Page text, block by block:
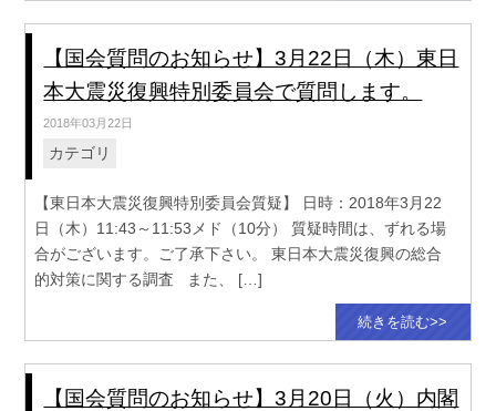
【国会質問のお知らせ】3月22日（木）東日
本大震災復興特別委員会で質問します。
2018年03月22日
カテゴリ
【東日本大震災復興特別委員会質疑】 日時：2018年3月22
日（木）11:43～11:53メド（10分） 質疑時間は、ずれる場
合がございます。ご了承下さい。 東日本大震災復興の総合
的対策に関する調査 また、 […]
続きを読む>>
【国会質問のお知らせ】3月20日（火）内閣